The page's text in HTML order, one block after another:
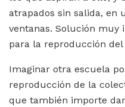
atrapados sin salida, en
ventanas. Solución
para la reproducción
Imaginar otra escuela
reproducción de la
que también importe